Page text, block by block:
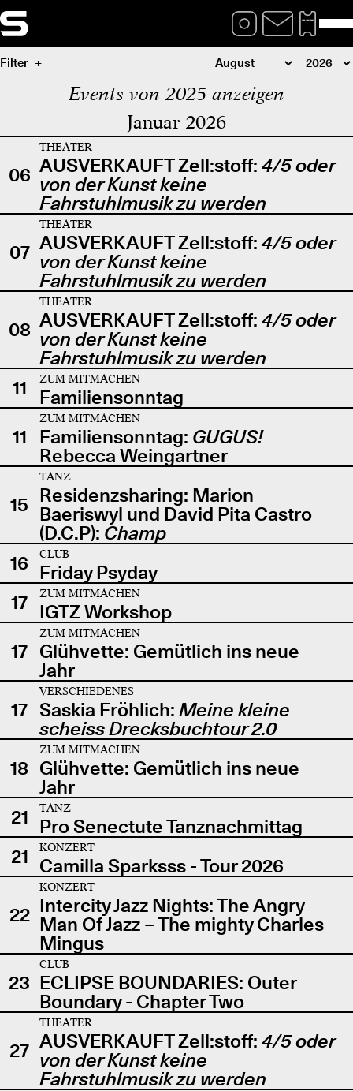
Filter
Events von 2025 anzeigen
Januar 2026
06
THEATER
AUSVERKAUFT Zell:stoff: 4/5 oder
von der Kunst keine
Fahrstuhlmusik zu werden
07
THEATER
AUSVERKAUFT Zell:stoff: 4/5 oder
von der Kunst keine
Fahrstuhlmusik zu werden
08
THEATER
AUSVERKAUFT Zell:stoff: 4/5 oder
von der Kunst keine
Fahrstuhlmusik zu werden
11
ZUM MITMACHEN
Familiensonntag
11
ZUM MITMACHEN
Familiensonntag: GUGUS!
Rebecca Weingartner
15
TANZ
Residenzsharing: Marion
Baeriswyl und David Pita Castro
(D.C.P): Champ
16
CLUB
Friday Psyday
17
ZUM MITMACHEN
IGTZ Workshop
17
ZUM MITMACHEN
Glühvette: Gemütlich ins neue
Jahr
17
VERSCHIEDENES
Saskia Fröhlich: Meine kleine
scheiss Drecksbuchtour 2.0
18
ZUM MITMACHEN
Glühvette: Gemütlich ins neue
Jahr
21
TANZ
Pro Senectute Tanznachmittag
21
KONZERT
Camilla Sparksss - Tour 2026
22
KONZERT
Intercity Jazz Nights: The Angry
Man Of Jazz – The mighty Charles
Mingus
23
CLUB
ECLIPSE BOUNDARIES: Outer
Boundary - Chapter Two
27
THEATER
AUSVERKAUFT Zell:stoff: 4/5 oder
von der Kunst keine
Fahrstuhlmusik zu werden